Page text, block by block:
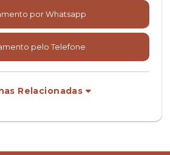
por Whatsapp
pelo Telefone
Relacionadas